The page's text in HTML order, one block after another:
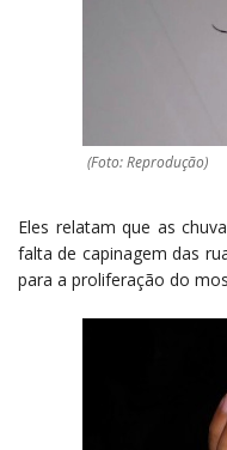
(Foto: Reprodução)
Eles relatam que as
falta de capinagem das
para a proliferação do